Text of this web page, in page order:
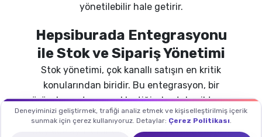
yönetilebilir hale getirir.
Hepsiburada Entegrasyonu
ile Stok ve Sipariş Yönetimi
Stok yönetimi, çok kanallı satışın en kritik
konularından biridir. Bu entegrasyon, bir
üründen satış gerçekleştiğinde stok miktarını
tüm bağlı kanallarda eş zamanlı günceller.
Böylece aynı ürünü hem Hepsiburada'da hem
Deneyiminizi geliştirmek, trafiği analiz etmek ve kişiselleştirilmiş içerik
sunmak için çerez kullanıyoruz. Detaylar: Çerez Politikası